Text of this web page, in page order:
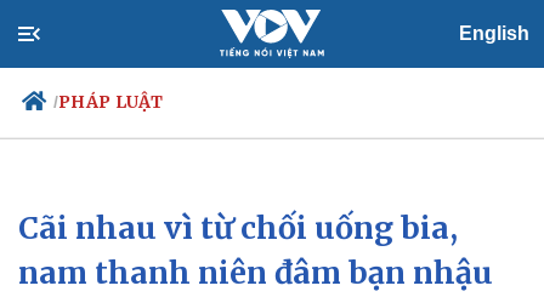
English
/PHÁP LUẬT
Chính trị
Tổ chức nhân sự
Xã hội
Tin 24h
Dự báo thời tiết
Cãi nhau vì từ chối uống bia,
nam thanh niên đâm bạn nhậu